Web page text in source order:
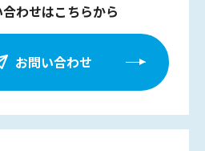
わせはこちらから
お問い合わせ